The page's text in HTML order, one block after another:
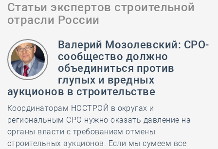
Статьи экспертов строительной
отрасли России
Валерий Мозолевский: СРО-
сообщество должно
объединиться против
глупых и вредных
аукционов в строительстве
Координаторам НОСТРОЙ в округах и
региональным СРО нужно оказать давление на
органы власти с требованием отмены
строительных аукционов. Если мы сумеем все